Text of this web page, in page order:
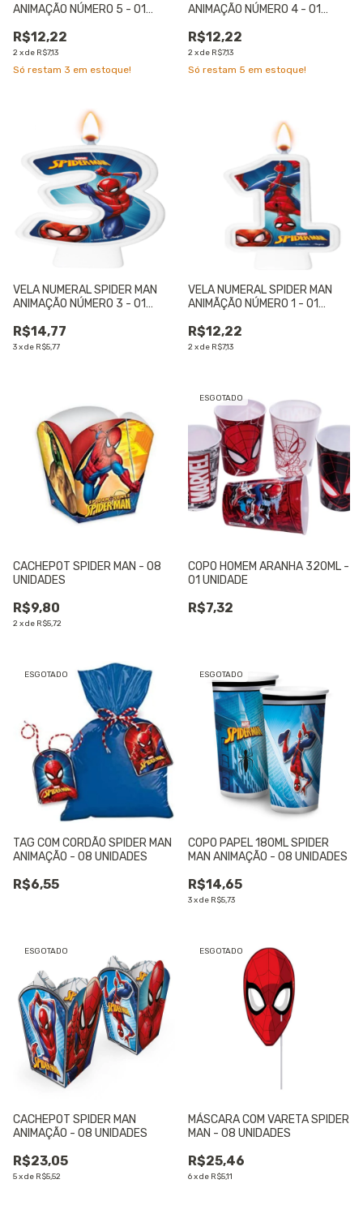
ANIMAÇÃO NÚMERO 5 - 01
R$12,22
2xde R$7,13
Só restam 3 em estoque!
ANIMAÇÃO NÚMERO 4 - 01
R$12,22
2xde R$7,13
Só restam 5 em estoque!
VELA NUMERAL SPIDER MAN
ANIMAÇÃO NÚMERO 3 - 01
R$14,77
3xde R$5,77
VELA NUMERAL SPIDER MAN
ANIMÃÇÃO NÚMERO 1 - 01
R$12,22
2xde R$7,13
CACHEPOT SPIDER MAN - 08
UNIDADES
R$9,80
2xde R$5,72
ESGOTADO
COPO HOMEM ARANHA 320ML -
01 UNIDADE
R$7,32
ESGOTADO
TAG COM CORDÃO SPIDER MAN
ANIMAÇÃO - 08 UNIDADES
R$6,55
ESGOTADO
COPO PAPEL 180ML SPIDER
MAN ANIMAÇÃO - 08 UNIDADES
R$14,65
3xde R$5,73
ESGOTADO
CACHEPOT SPIDER MAN
ANIMAÇÃO - 08 UNIDADES
R$23,05
5xde R$5,52
ESGOTADO
MÁSCARA COM VARETA SPIDER
MAN - 08 UNIDADES
R$25,46
6xde R$5,11